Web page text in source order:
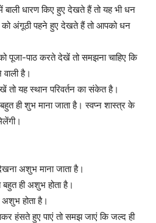
बाली धारण किए हुए देखते हैं तो यह भी धन
को अंगूठी पहने हुए देखते हैं तो आपको धन
पूजा-पाठ करते देखें तो समझना चाहिए कि
है।
तो यह स्थान परिवर्तन का संकेत है।
ही शुभ माना जाता है। स्वप्न शास्त्र के
अशुभ माना जाता है।
ही अशुभ होता है।
होता है।
हंसते हुए पाएं तो समझ जाएं कि जल्द ही